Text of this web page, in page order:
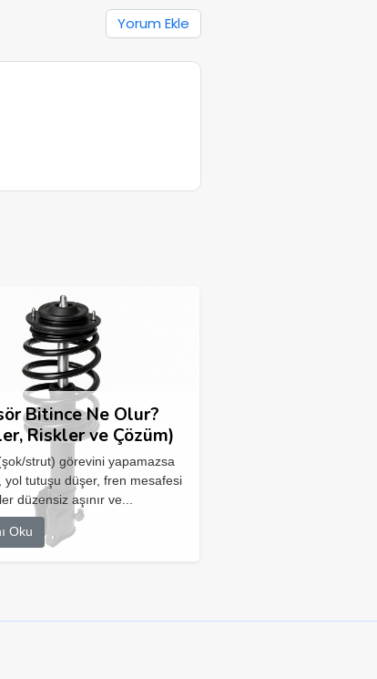
Yorum Ekle
Bitince Ne Olur?
Riskler ve Çözüm)
strut) görevini yapamazsa
yol tutuşu düşer, fren mesafesi
düzensiz aşınır ve...
Oku